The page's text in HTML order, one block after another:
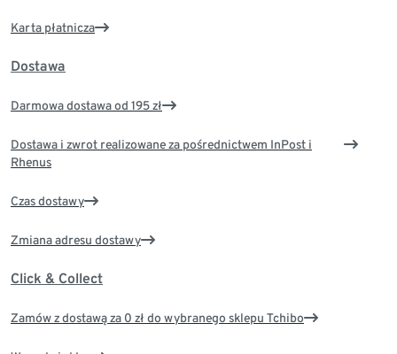
Karta płatnicza
Dostawa
Darmowa dostawa od 195 zł
Dostawa i zwrot realizowane za pośrednictwem InPost i
Rhenus
Czas dostawy
Zmiana adresu dostawy
Click & Collect
Zamów z dostawą za 0 zł do wybranego sklepu Tchibo